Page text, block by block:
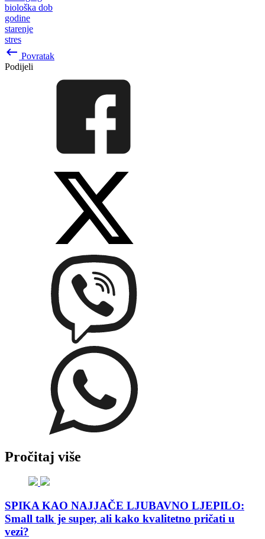
biološka dob
godine
starenje
stres
keyboard_backspace Povratak
Podijeli
Pročitaj više
SPIKA KAO NAJJAČE LJUBAVNO LJEPILO:
Small talk je super, ali kako kvalitetno pričati u
vezi?